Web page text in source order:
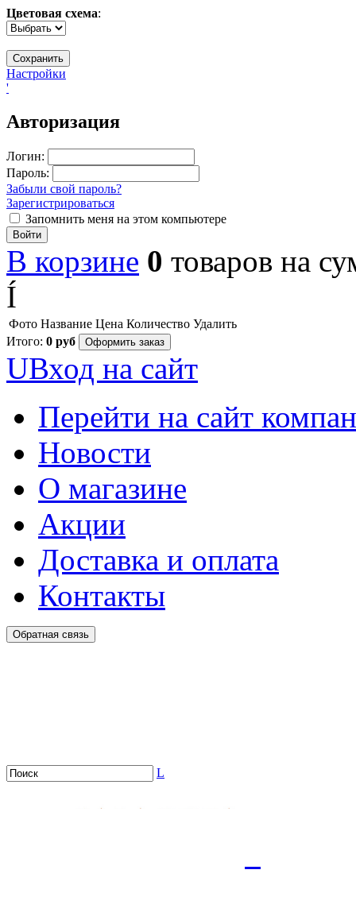
Цветовая схема:
Настройки
'
Авторизация
Логин:
Пароль:
Забыли свой пароль?
Зарегистрироваться
Запомнить меня на этом компьютере
Войти
В корзине 0 товаров на
Í
Фото Название Цена Количество Удалить
Итого: 0 руб Оформить заказ
UВход на сайт
Перейти на сайт
Новости
О магазине
Акции
Доставка и оплата
Контакты
Обратная связь
L